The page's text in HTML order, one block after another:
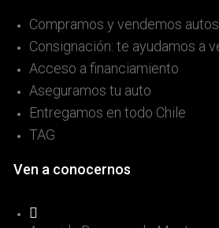
Compramos y vendemos autos
Consignación: te ayudamos a
Acceso a financiamiento
Aseguramos tu auto
Entregamos en todo Chile
TAG
Ven a conocernos